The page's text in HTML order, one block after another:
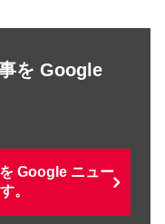
を Google
Google ニュー
。